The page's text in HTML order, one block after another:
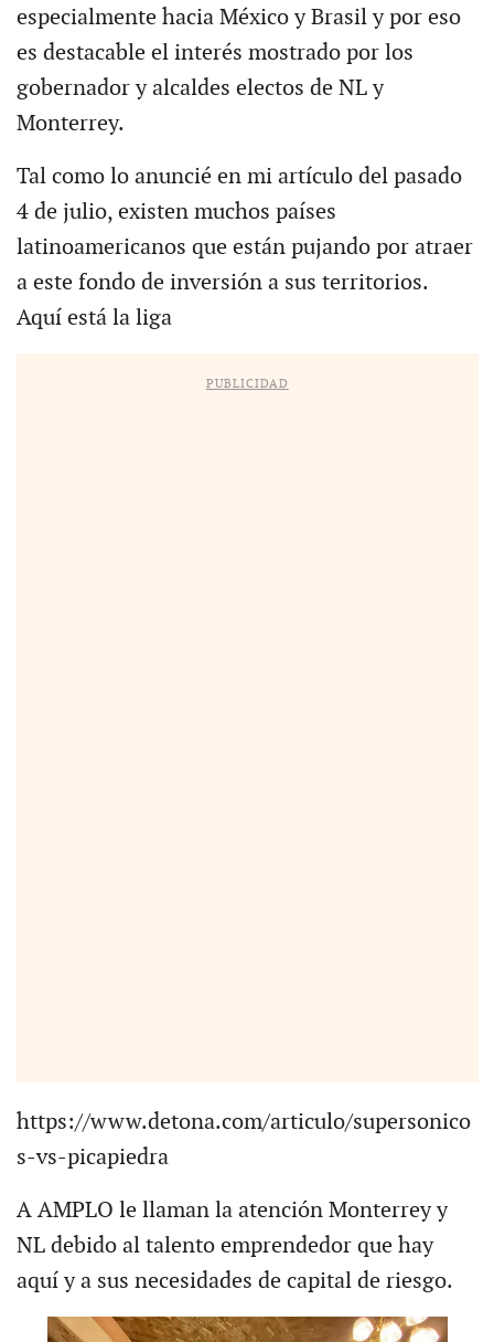
especialmente hacia México y Brasil y por eso
es destacable el interés mostrado por los
gobernador y alcaldes electos de NL y
Monterrey.
Tal como lo anuncié en mi artículo del pasado
4 de julio, existen muchos países
latinoamericanos que están pujando por atraer
a este fondo de inversión a sus territorios.
Aquí está la liga
PUBLICIDAD
https://www.detona.com/articulo/supersonico
s-vs-picapiedra
A AMPLO le llaman la atención Monterrey y
NL debido al talento emprendedor que hay
aquí y a sus necesidades de capital de riesgo.